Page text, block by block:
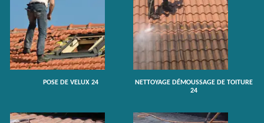
POSE DE VELUX 24
NETTOYAGE DÉMOUSSAGE DE TOITURE
24